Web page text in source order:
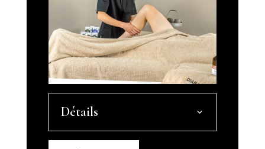
Détails